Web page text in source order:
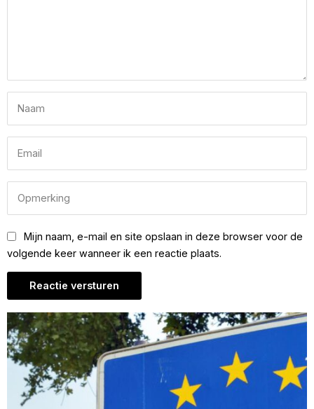
Mijn naam, e-mail en site opslaan in deze browser voor de
volgende keer wanneer ik een reactie plaats.